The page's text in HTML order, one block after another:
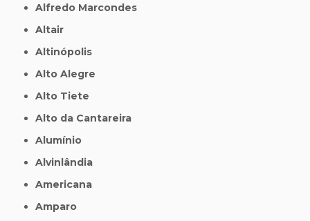
Alfredo Marcondes
Altair
Altinópolis
Alto Alegre
Alto Tiete
Alto da Cantareira
Alumínio
Alvinlândia
Americana
Amparo